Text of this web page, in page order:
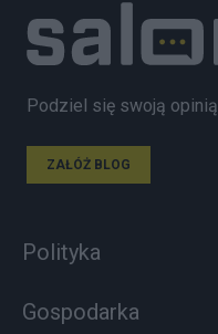
Podziel się swoją opinią
ZAŁÓŻ BLOG
Polityka
Gospodarka